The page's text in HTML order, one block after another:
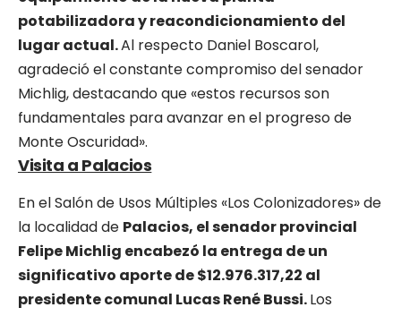
potabilizadora y reacondicionamiento del
lugar actual.Al respecto Daniel Boscarol,
agradeció el constante compromiso del senador
Michlig, destacando que «estos recursos son
fundamentales para avanzar en el progreso de
Monte Oscuridad».
Visita a Palacios
En el Salón de Usos Múltiples «Los Colonizadores» de
la localidad de Palacios, el senador provincial
Felipe Michlig encabezó la entrega de un
significativo aporte de $12.976.317,22 al
presidente comunal Lucas René Bussi.Los